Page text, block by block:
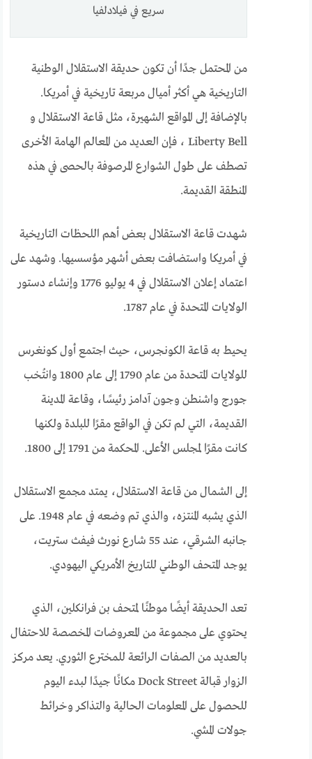
سريع في فيلادلفيا
من المحتمل جدًا أن تكون حديقة الاستقلال الوطنية
التاريخية هي أكثر أميال مربعة تاريخية في أمريكا.
بالإضافة إلى المواقع الشهيرة، مثل قاعة الاستقلال و
Liberty Bell ، فإن العديد من المعالم الهامة الأخرى
تصطف على طول الشوارع المرصوفة بالحصى في هذه
المنطقة القديمة.
شهدت قاعة الاستقلال بعض أهم اللحظات التاريخية
في أمريكا واستضافت بعض أشهر مؤسسيها. وشهد على
اعتماد إعلان الاستقلال في 4 يوليو 1776 وإنشاء دستور
الولايات المتحدة في عام 1787.
يحيط به قاعة الكونجرس، حيث اجتمع أول كونغرس
للولايات المتحدة من عام 1790 إلى عام 1800 وانتُخب
جورج واشنطن وجون آدامز رئيسًا، وقاعة المدينة
القديمة، التي لم تكن في الواقع مقرًا للبلدة ولكنها
كانت مقرًا لمجلس الأعلى. المحكمة من 1791 إلى 1800.
إلى الشمال من قاعة الاستقلال، يمتد مجمع الاستقلال
الذي يشبه المنتزه، والذي تم وضعه في عام 1948. على
جانبه الشرقي، عند 55 شارع نورث فيفث ستريت،
يوجد المتحف الوطني للتاريخ الأمريكي اليهودي.
تعد الحديقة أيضًا موطنًا لمتحف بن فرانكلين، الذي
يحتوي على مجموعة من المعروضات المخصصة للاحتفال
بالعديد من الصفات الرائعة للمخترع الثوري. يعد مركز
الزوار قبالة Dock Street مكانًا جيدًا لبدء اليوم
للحصول على المعلومات الحالية والتذاكر وخرائط
جولات المشي.